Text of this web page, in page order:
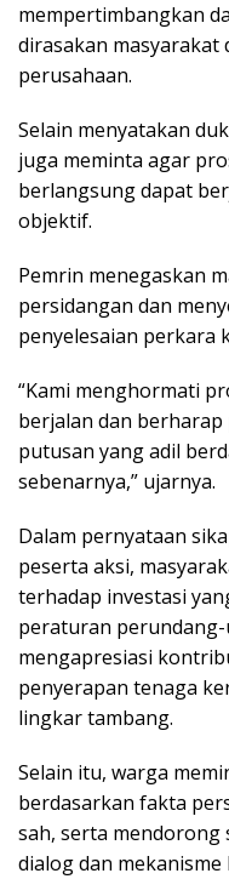
mempertimbangkan
dirasakan masyarakat
perusahaan.
Selain menyatakan
juga meminta agar
berlangsung dapat
objektif.
Pemrin menegaskan
persidangan dan
penyelesaian perkara
“Kami menghormati
berjalan dan
putusan yang adil
sebenarnya,” ujarnya.
Dalam pernyataan
peserta aksi,
terhadap investasi
peraturan
mengapresiasi
penyerapan tenaga
lingkar tambang.
Selain itu, warga
berdasarkan fakta
sah, serta mendorong
dialog dan